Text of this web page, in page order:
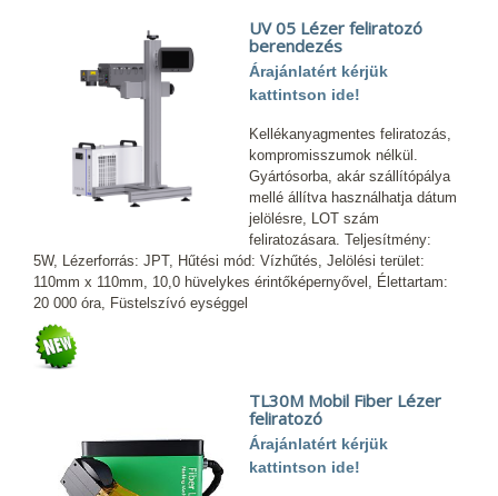
UV 05 Lézer feliratozó
berendezés
Árajánlatért kérjük
kattintson ide!
Kellékanyagmentes feliratozás,
kompromisszumok nélkül.
Gyártósorba, akár szállítópálya
mellé állítva használhatja dátum
jelölésre, LOT szám
feliratozásara. Teljesítmény:
5W, Lézerforrás: JPT, Hűtési mód: Vízhűtés, Jelölési terület:
110mm x 110mm, 10,0 hüvelykes érintőképernyővel, Élettartam:
20 000 óra, Füstelszívó eységgel
TL30M Mobil Fiber Lézer
feliratozó
Árajánlatért kérjük
kattintson ide!